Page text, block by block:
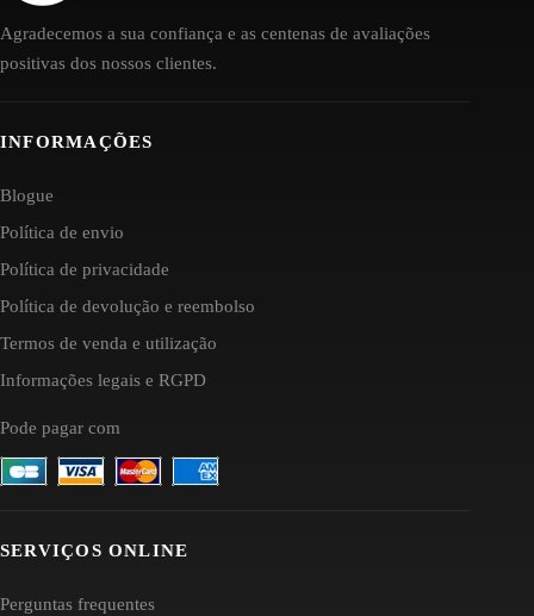
Agradecemos a sua confiança e as centenas de avaliações
positivas dos nossos clientes.
INFORMAÇÕES
Blogue
Política de envio
Política de privacidade
Política de devolução e reembolso
Termos de venda e utilização
Informações legais e RGPD
Pode pagar com
SERVIÇOS ONLINE
Perguntas frequentes